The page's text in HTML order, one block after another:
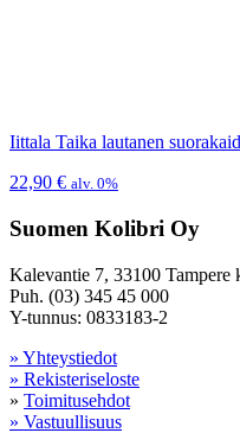
Iittala Taika lautanen
22,90 € alv. 0%
Suomen Kolibri Oy
Kalevantie 7, 33100
Puh. (03) 345 45 000
Y-tunnus: 0833183-2
» Yhteystiedot
» Rekisteriseloste
» Toimitusehdot
» Vastuullisuus